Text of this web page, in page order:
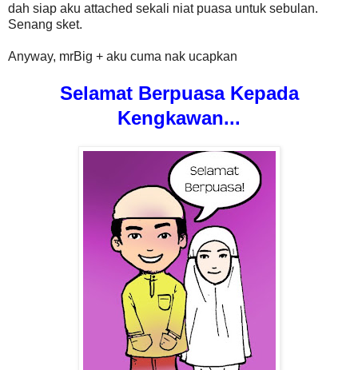
dah siap aku attached sekali niat puasa untuk sebulan.
Senang sket.
Anyway, mrBig + aku cuma nak ucapkan
Selamat Berpuasa Kepada
Kengkawan...